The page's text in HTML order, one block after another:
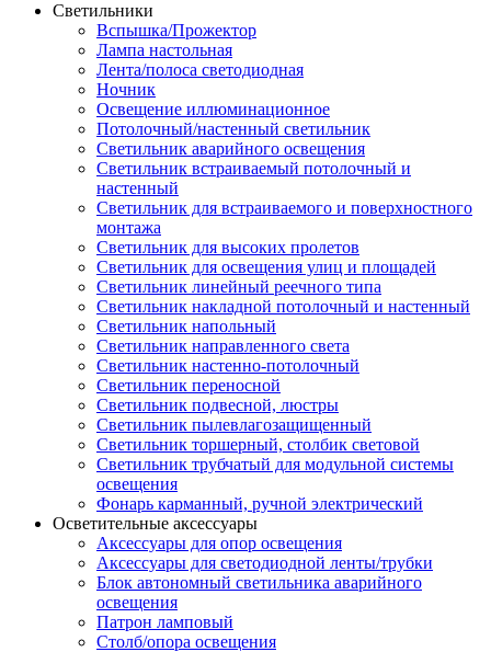
Светильники
Вспышка/Прожектор
Лампа настольная
Лента/полоса светодиодная
Ночник
Освещение иллюминационное
Потолочный/настенный светильник
Светильник аварийного освещения
Светильник встраиваемый потолочный и
настенный
Светильник для встраиваемого и поверхностного
монтажа
Светильник для высоких пролетов
Светильник для освещения улиц и площадей
Светильник линейный реечного типа
Светильник накладной потолочный и настенный
Светильник напольный
Светильник направленного света
Светильник настенно-потолочный
Светильник переносной
Светильник подвесной, люстры
Светильник пылевлагозащищенный
Светильник торшерный, столбик световой
Светильник трубчатый для модульной системы
освещения
Фонарь карманный, ручной электрический
Осветительные аксессуары
Аксессуары для опор освещения
Аксессуары для светодиодной ленты/трубки
Блок автономный светильника аварийного
освещения
Патрон ламповый
Столб/опора освещения